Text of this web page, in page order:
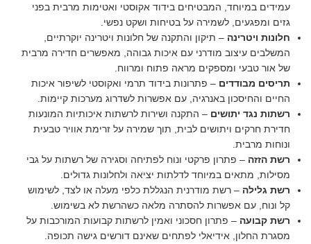
עמידים במיוחד, המבטיחים בידוד אקוסטי ואטימות מרבית בפני
גזים ומפגעים, לשמירה על בטיחות ושקט נפשי.
חלונות ויטרינה – תיקון והתקנה של חלונות ויטרינה יוקרתיים,
המשלבים עיצוב מודרני עם איכות גבוהה, מאפשרים חדירה מרבית
של אור טבעי ומספקים מראה פתוח ומרווח.
תריסים מבודדים – פתרונות בידוד תרמי ואקוסטי לשיפור איכות
החיים והחיסכון באנרגיה, עם אפשרות לשדרוג מערכות קיימות.
רשתות נגד יתושים – התקנה ושירות לרשתות איכותיות המונעות
חדירת חרקים ויתושים לבית, תוך שמירה על זרימת אוויר טבעית
ונוחות מרבית.
רשת הזזה – פתרון פרקטי ונוח לפתיחה וסגירה של רשתות על גבי
מסילות, מתאים במיוחד לדלתות יציאה ולחלונות גדולים.
רשת גלילה – רשת מודרנית הנגללת כלפי מעלה או לצד, לשימוש
קל ונוח, עם אפשרות להסתרה מלאה כשהרשת לא בשימוש.
רשת קבועה – פתרון חסכוני ואמין לרשתות קבועות המורכבות על
מסגרת החלון, אידיאלי לפתחים שאינם דורשים גישה תכופה.